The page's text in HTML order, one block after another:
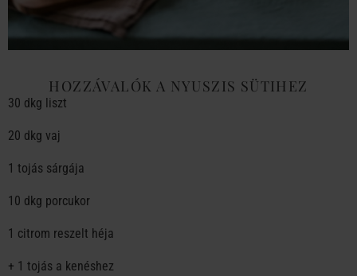
HOZZÁVALÓK A NYUSZIS SÜTIHEZ
30 dkg liszt
20 dkg vaj
1 tojás sárgája
10 dkg porcukor
1 citrom reszelt héja
+ 1 tojás a kenéshez